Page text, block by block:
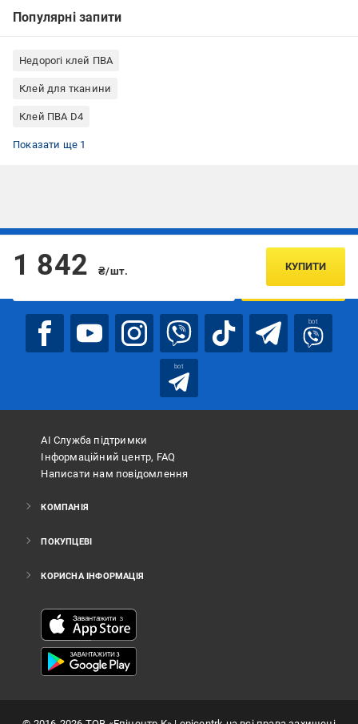
Популярні запити
Недорогі клей ПВА
Клей для тканини
Клей ПВА D4
Показати ще 1
1 842 ₴/шт. КУПИТИ
Підписуйтесь, щоб дізнаватись першим про акції та пропозиції
ПІДПИСАТИСЯ
bot
bot
АІ Служба підтримки
Інформаційний центр, FAQ
Написати нам повідомлення
КОМПАНІЯ
ПОКУПЦЕВІ
КОРИСНА ІНФОРМАЦІЯ